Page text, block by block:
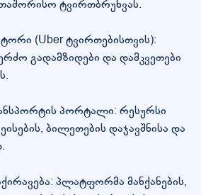
ტვირთბრუნვას.
(Uber ტვირთებისთვის):
გადამზიდები და დამკვეთები
პორტალი: რესურსი
ბილეთების დაჯავშნისა და
პლატფორმა მანქანების,